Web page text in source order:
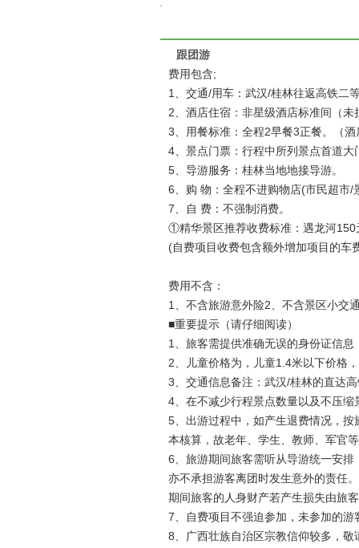
跟团游
费用包含;
1、交通/用车：武汉/桂林往返高铁二
2、酒店住宿：非星级酒店标准间（
3、用餐标准：全程2早餐3正餐。（
4、景点门票：行程中所列景点首道大
5、导游服务：桂林当地地接导游。
6、购 物：全程不进购物店(市民超市/
7、自 费：不强制消费。
①精华景区推荐收费标准：遇龙河
(自费项目收费包含额外增加项目的车
费用不含：
1、不含旅游意外险2、不含景区小交
■重要提示（请仔细阅读）
1、旅客需提供准确无误的身份证信
2、儿童价格为，儿童1.4米以下价格
3、交通信息备注：武汉/桂林的直达
4、在不减少行程景点数量以及不压
5、出游过程中，如产生退费情况，
本核算，故老年、学生、教师、军官
6、旅游期间旅客需听从导游统一安
亦不承担游客离团时发生意外的责任
期间旅客的人身财产若产生损失由旅
7、自费项目不强迫参加，未参加的
8、广西壮族自治区宗教信仰较多，